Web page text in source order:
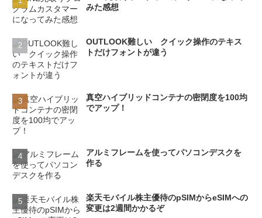
みた感想
OUTLOOK難しい クイック操作のテキス
トだけフォントが違う
真空ハイブリッドコンテナの密閉度を100均
でアップ！
アルミフレームを使ってパソコンデスクを
作る
楽天モバイル株主優待のpSIMからeSIMへの
変更は2週間かかるぞ